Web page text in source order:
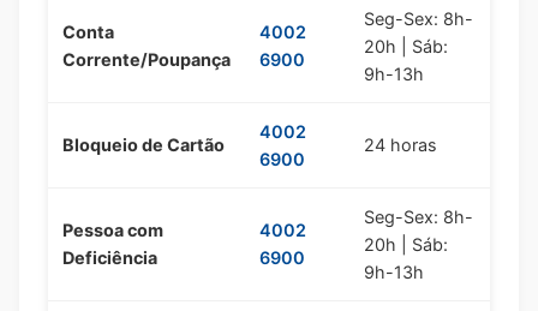
Conta
Corrente/Poupança
4002
6900
Seg-Sex: 8h-
20h | Sáb:
9h-13h
Bloqueio de Cartão
4002
6900
24 horas
Pessoa com
Deficiência
4002
6900
Seg-Sex: 8h-
20h | Sáb:
9h-13h